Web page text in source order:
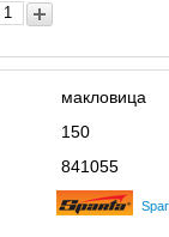
макловица
150
841055